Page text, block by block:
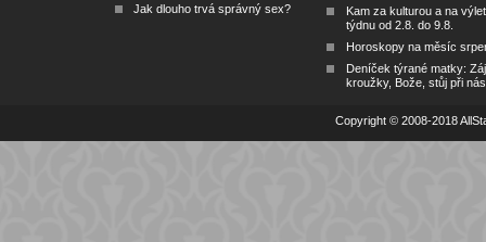
Jak dlouho trvá správný sex?
Kam za kulturou a na
týdnu od 2.8. do 9.8.
Horoskopy na měsíc
Deníček týrané matky:
kroužky, Bože, stůj při nás
Copyright © 2008-2018